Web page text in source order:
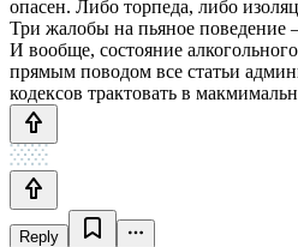
опасен. Либо торпеда, либо
Три жалобы на пьяное поведение
И вообще, состояние
прямым поводом все статьи
кодексов трактовать в
Reply